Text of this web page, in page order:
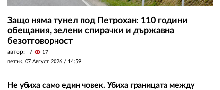
Защо няма тунел под Петрохан: 110 години
обещания, зелени спирачки и държавна
безотговорност
автор: visibility 17
петък, 07 Август 2026 / 14:59
Не убиха само един човек. Убиха границата между